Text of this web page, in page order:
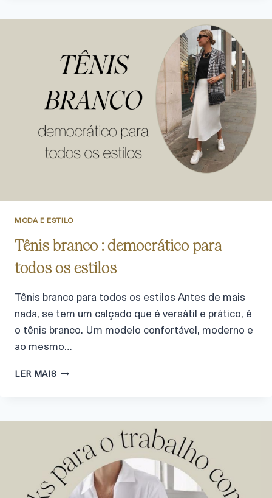
MODA E ESTILO
Tênis branco : democrático para
todos os estilos
Tênis branco para todos os estilos Antes de mais
nada, se tem um calçado que é versátil e prático, é
o tênis branco. Um modelo confortável, moderno e
ao mesmo…
LER MAIS